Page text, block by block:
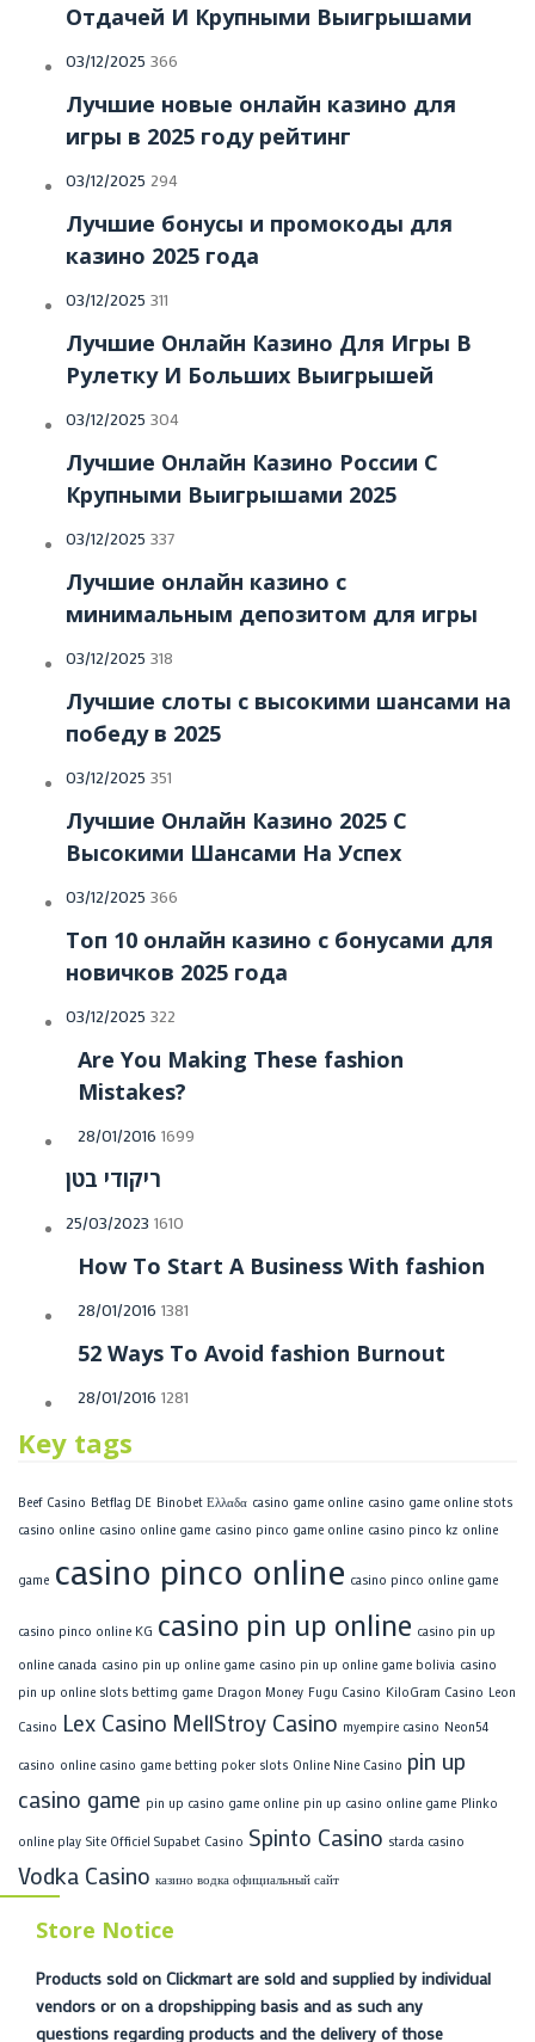
Отдачей И Крупными Выигрышами
03/12/2025 366
Лучшие новые онлайн казино для
игры в 2025 году рейтинг
03/12/2025 294
Лучшие бонусы и промокоды для
казино 2025 года
03/12/2025 311
Лучшие Онлайн Казино Для Игры В
Рулетку И Больших Выигрышей
03/12/2025 304
Лучшие Онлайн Казино России С
Крупными Выигрышами 2025
03/12/2025 337
Лучшие онлайн казино с
минимальным депозитом для игры
03/12/2025 318
Лучшие слоты с высокими шансами на
победу в 2025
03/12/2025 351
Лучшие Онлайн Казино 2025 С
Высокими Шансами На Успех
03/12/2025 366
Топ 10 онлайн казино с бонусами для
новичков 2025 года
03/12/2025 322
Are You Making These fashion
Mistakes?
28/01/2016 1699
ריקודי בטן
25/03/2023 1610
How To Start A Business With fashion
28/01/2016 1381
52 Ways To Avoid fashion Burnout
28/01/2016 1281
Key tags
Beef Casino Betflag DE Binobet Ελλαδα casino game online casino game online stots
casino online casino online game casino pinco game online casino pinco kz online
game casino pinco online casino pinco online game
casino pinco online KG casino pin up online casino pin up
online canada casino pin up online game casino pin up online game bolivia casino
pin up online slots bettimg game Dragon Money Fugu Casino KiloGram Casino Leon
Casino Lex Casino MellStroy Casino myempire casino Neon54
casino online casino game betting poker slots Online Nine Casino pin up
casino game pin up casino game online pin up casino online game Plinko
online play Site Officiel Supabet Casino Spinto Casino starda casino
Vodka Casino казино водка официальный сайт
Store Notice
Products sold on Clickmart are sold and supplied by individual
vendors or on a dropshipping basis and as such any
questions regarding products and the delivery of those